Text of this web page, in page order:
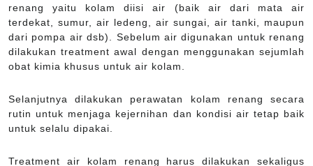
renang yaitu kolam diisi air (baik air dari mata air
terdekat, sumur, air ledeng, air sungai, air tanki, maupun
dari pompa air dsb). Sebelum air digunakan untuk renang
dilakukan treatment awal dengan menggunakan sejumlah
obat kimia khusus untuk air kolam.
Selanjutnya dilakukan perawatan kolam renang secara
rutin untuk menjaga kejernihan dan kondisi air tetap baik
untuk selalu dipakai.
Treatment air kolam renang harus dilakukan sekaligus